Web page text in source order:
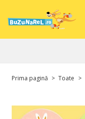
Prima pagină > Toate >